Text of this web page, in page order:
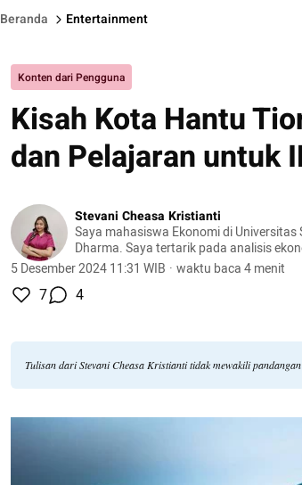
Beranda Entertainment
Konten dari Pengguna
Kisah Kota Hantu
dan Pelajaran untuk
Stevani Cheasa Kristianti
Saya mahasiswa Ekonomi di Universitas
Dharma. Saya tertarik pada analisis
terus mengembangkan diri melalui
buku, tapi juga dari dunia nyata.
5 Desember 2024 11:31 WIB · waktu baca 4 menit
7 4
Tulisan dari Stevani Cheasa Kristianti tidak mewakili